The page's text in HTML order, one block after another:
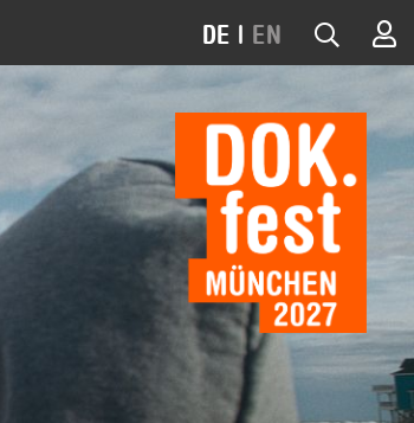
DE | EN